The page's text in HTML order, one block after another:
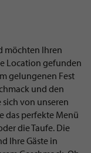
möchten Ihren
Location gefunden
gelungenen Fest
und den
sich von unseren
das perfekte Menü
die Taufe. Die
Ihre Gäste in